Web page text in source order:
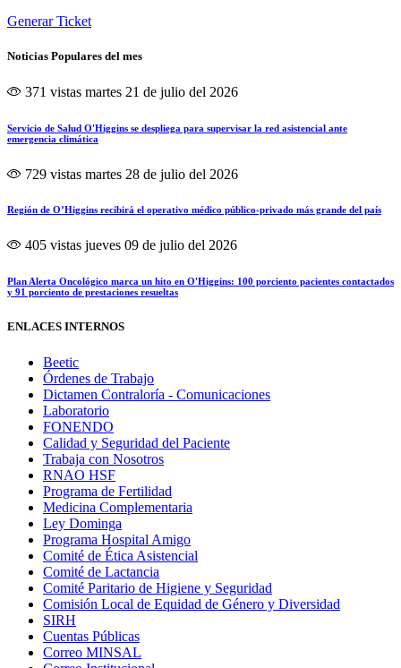
Generar Ticket
Noticias Populares del mes
371 vistas martes 21 de julio del 2026
Servicio de Salud O'Higgins se despliega para supervisar la red asistencial ante
emergencia climática
729 vistas martes 28 de julio del 2026
Región de O’Higgins recibirá el operativo médico público-privado más grande del país
405 vistas jueves 09 de julio del 2026
Plan Alerta Oncológico marca un hito en O'Higgins: 100 porciento pacientes contactados
y 91 porciento de prestaciones resueltas
ENLACES INTERNOS
Beetic
Órdenes de Trabajo
Dictamen Contraloría - Comunicaciones
Laboratorio
FONENDO
Calidad y Seguridad del Paciente
Trabaja con Nosotros
RNAO HSF
Programa de Fertilidad
Medicina Complementaria
Ley Dominga
Programa Hospital Amigo
Comité de Ética Asistencial
Comité de Lactancia
Comité Paritario de Higiene y Seguridad
Comisión Local de Equidad de Género y Diversidad
SIRH
Cuentas Públicas
Correo MINSAL